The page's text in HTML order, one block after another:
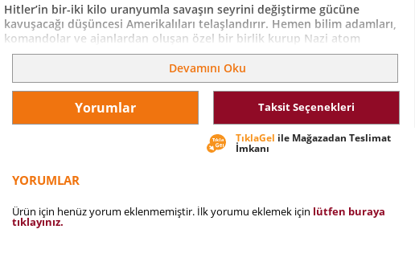
Hitler’in bir-iki kilo uranyumla savaşın seyrini değiştirme gücüne
kavuşacağı düşüncesi Amerikalıları telaşlandırır. Hemen bilim adamları,
komandolar ve ajanlardan oluşan özel bir birlik kurup Nazi atom
bombası programını durdurmak üzere bir dizi operasyon başlatırlar. Bu
elit birlik Nazilerin kontrolü altındaki bölgelere sızacak, casusluk,
sabotaj yapacak ve mecbur kalırsa cinayet işleyecektir.
Casuslar Tugayı sadece ABD ve Alman atom bombası programlarının
yarışını esprili bir dille anlatmakla kalmıyor, aynı zamanda
radyoaktivitenin keşfi ile başlayıp Hiroşima ve Nagazaki’ye atom
bombası atılmasıyla sonuçlanan bilimsel gelişmeleri, bilim insanlarının
alıyor.
Devamını Oku
Yorumlar Taksit Seçenekleri
TıklaGel ile Mağazadan Teslimat
İmkanı
YORUMLAR
Ürün için henüz yorum eklenmemiştir. İlk yorumu eklemek için lütfen buraya
tıklayınız.